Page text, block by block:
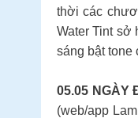
thời các
Water Tint sở
sáng bật tone
05.05 NGÀY
(web/app